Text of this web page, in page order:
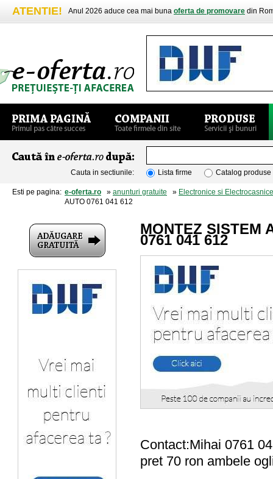
ATENTIE! Anul 2026 aduce cea mai buna oferta de promovare din
Cauta in sectiunile: Lista firme Catalog produse
Esti pe pagina: e-oferta.ro » anunturi gratuite » Electronice si Electrocasnice
AUTO 0761 041 612
MONTEZ SISTEM
0761 041 612
Contact:Mihai 0761
pret 70 ron ambele